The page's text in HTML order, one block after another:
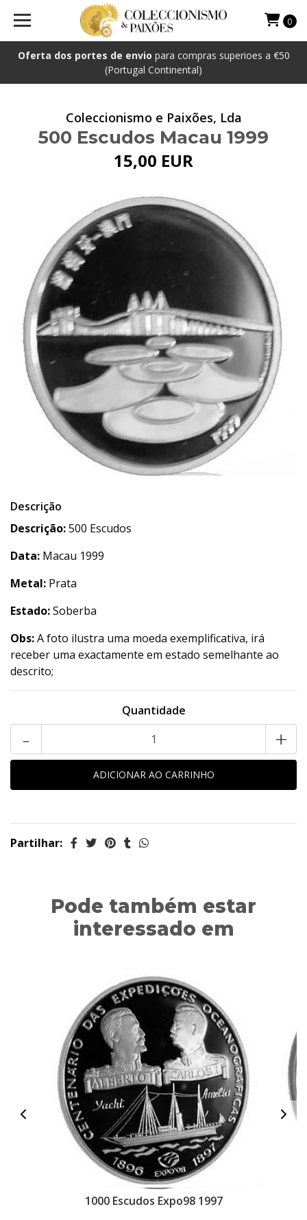
Oferta dos portes de envio para compras superioes a €50
(Portugal Continental)
0
Coleccionismo e Paixões, Lda
500 Escudos Macau 1999
15,00 EUR
Descrição
Descrição:500 Escudos
Data: Macau 1999
Metal: Prata
Estado:Soberba
Obs:A foto ilustra uma moeda exemplificativa, irá
receber uma exactamente em estado semelhante ao
descrito;
Quantidade
- +
Partilhar:
Pode também estar
interessado em
1000 Escudos Expo98 1997